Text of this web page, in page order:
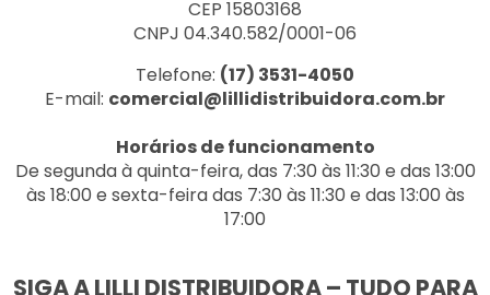
CEP 15803168
CNPJ 04.340.582/0001-06
Telefone: (17) 3531-4050
E-mail: comercial@lillidistribuidora.com.br
Horários de funcionamento
De segunda à quinta-feira, das 7:30 às 11:30 e das 13:00
às 18:00 e sexta-feira das 7:30 às 11:30 e das 13:00 às
17:00
SIGA A LILLI DISTRIBUIDORA – TUDO PARA